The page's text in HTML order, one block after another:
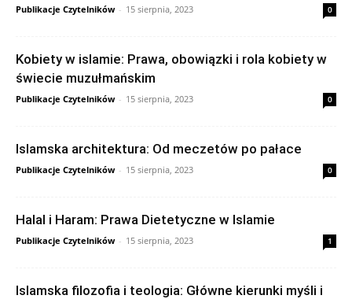
Publikacje Czytelników - 15 sierpnia, 2023 0
Kobiety w islamie: Prawa, obowiązki i rola kobiety w
świecie muzułmańskim
Publikacje Czytelników - 15 sierpnia, 2023 0
Islamska architektura: Od meczetów po pałace
Publikacje Czytelników - 15 sierpnia, 2023 0
Halal i Haram: Prawa Dietetyczne w Islamie
Publikacje Czytelników - 15 sierpnia, 2023 1
Islamska filozofia i teologia: Główne kierunki myśli i